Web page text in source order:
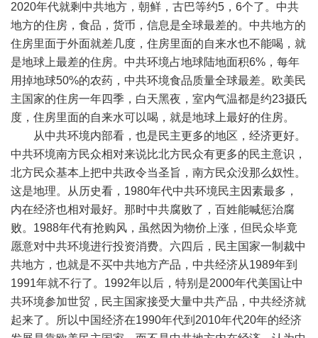
2020年代就剩中共地方，朝鲜，古巴等约5 ， 6个了。中共
地方的住房，食品，货币，信息是全球最差的。中共地方的
住房里面于外面就差几度，住房里面的自来水也不能喝，就
是地球上最差的住房。中共环境占地球陆地面积6% ，每年
用掉地球50%的农药，中共环境食品质量全球最差。欧美民
主国家的住房一年四季，白天黑夜，室内气温都是约23摄氏
度，住房里面的自来水可以喝，就是地球上最好的住房。
从中共环境内部看，也是民主更多的地区，经济更好。
中共环境南方民众相对来说比北方民众有更多的民主意识，
北方民众基本上把中共政令当圣旨，南方民众没那么奴性。
这是地理。从历史看， 1980年代中共环境民主因素最多，
内在经济也相对最好。那时中共腐败了，百姓能喊惩治腐
败。 1988年代有抢购风，虽然因为物价上涨，但民众毕竟
愿意对中共环境进行投资消费。六四后，民主国家一制裁中
共地方，也就是不买中共地方产品，中共经济从1989年到
1991年就不行了。 1992年以后，特别是2000年代美国让中
共环境参加世贸，民主国家接受大量中共产品，中共经济就
起来了。所以中国经济在1990年代到 2010年代20年的经济